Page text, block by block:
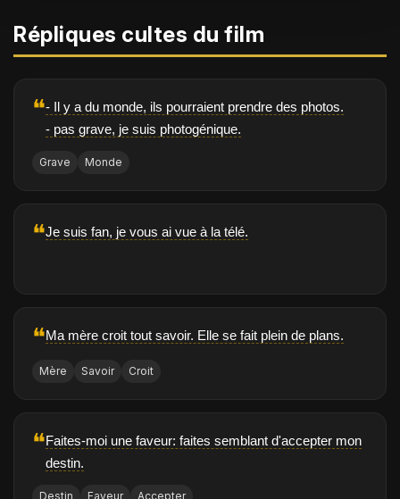
Répliques cultes du film
❝- Il y a du monde, ils pourraient prendre des photos.
- pas grave, je suis photogénique.
Grave Monde
❝Je suis fan, je vous ai vue à la télé.
❝Ma mère croit tout savoir. Elle se fait plein de plans.
Mère Savoir Croit
❝Faites-moi une faveur: faites semblant d'accepter mon
destin.
Destin Faveur Accepter